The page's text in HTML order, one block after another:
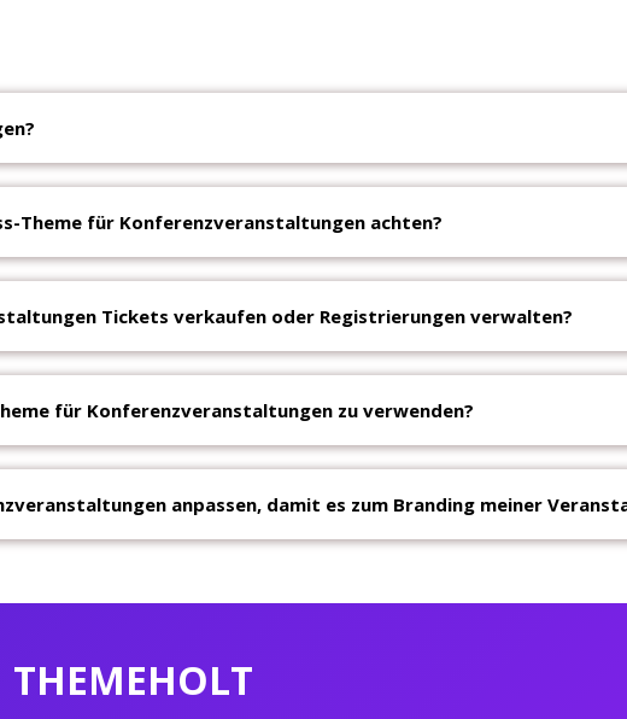
Theme für Konferenzveranstaltungen achten?
Tickets verkaufen oder Registrierungen verwalten?
für Konferenzveranstaltungen zu verwenden?
anpassen, damit es zum Branding meiner
THEMEHOLT